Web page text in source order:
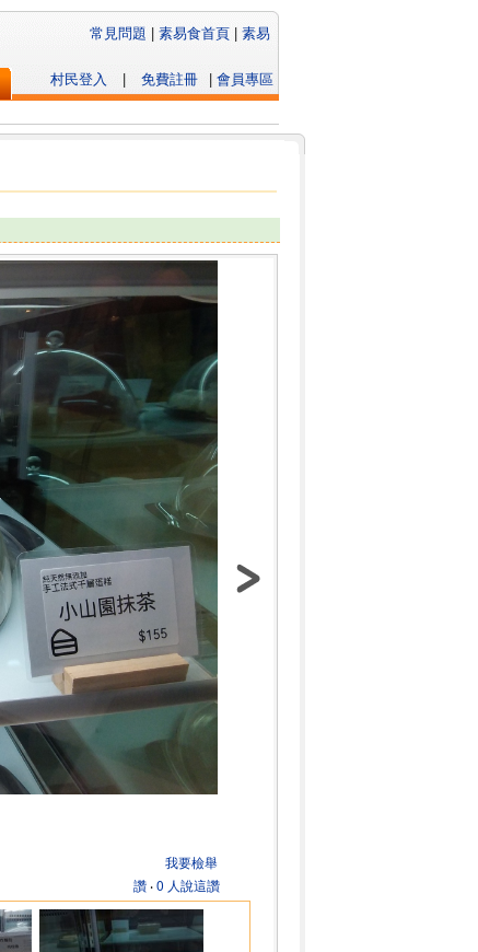
| 會員專區
免費註冊
|
村民登入
常見問題 | 素易食首頁 | 素易
我要檢舉
讚 ‧0 人說這讚